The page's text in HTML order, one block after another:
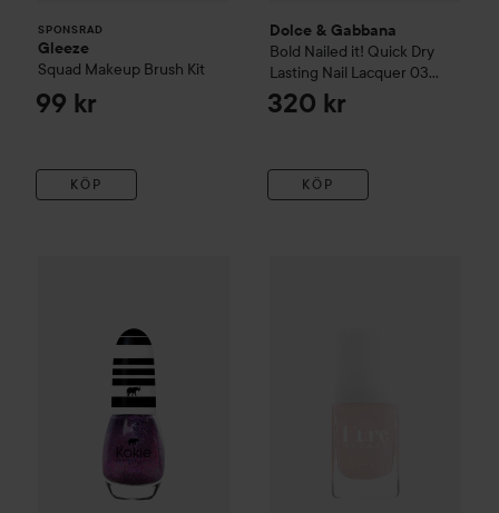
SPONSRAD
Gleeze
Squad Makeup Brush Kit
99 kr
KÖP
Dolce & Gabbana
Bold Nailed it! Quick Dry
Lasting Nail Lacquer 03
Legend
320 kr
KÖP